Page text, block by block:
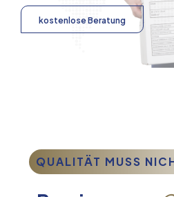
kostenlose Beratung
QUALITÄT MUSS